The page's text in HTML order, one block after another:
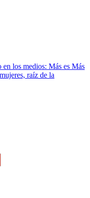
los medios: Más es Más
raíz de la